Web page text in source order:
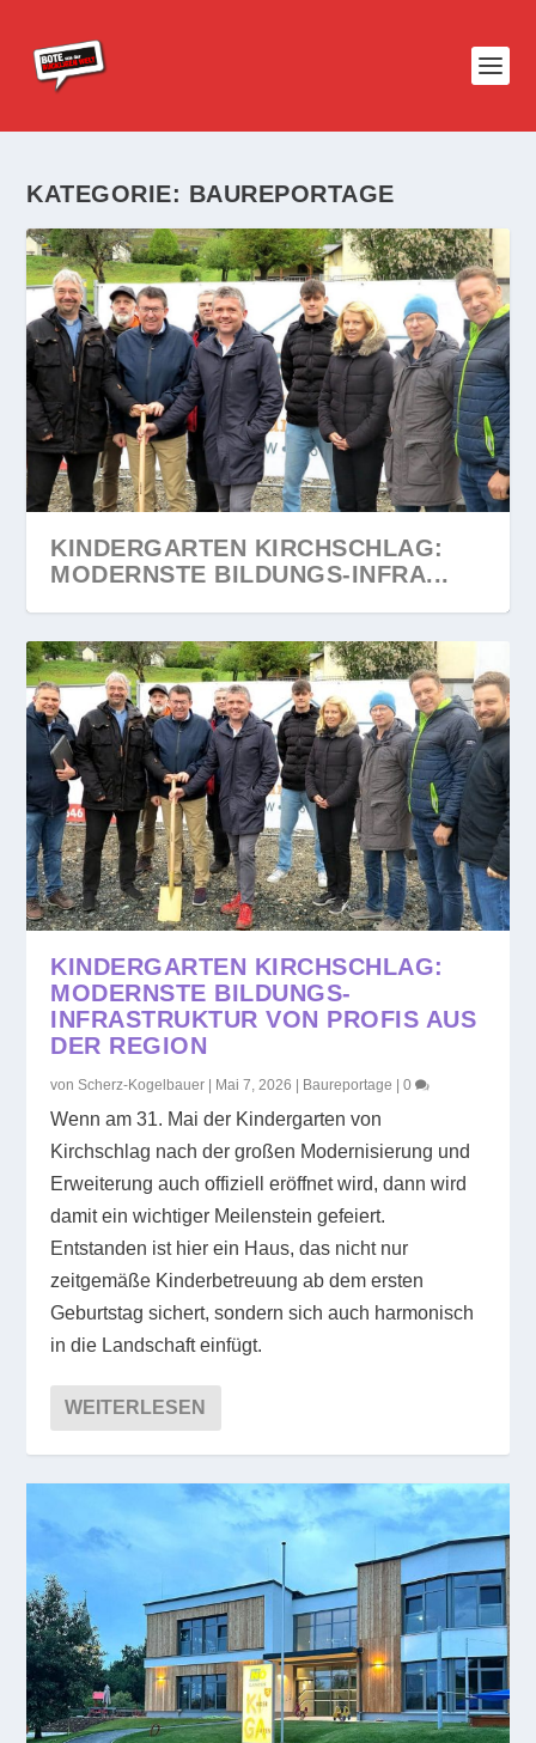
KATEGORIE: BAUREPORTAGE
KINDERGARTEN KIRCHSCHLAG:
MODERNSTE BILDUNGS-INFRA...
KINDERGARTEN KIRCHSCHLAG:
MODERNSTE BILDUNGS-
INFRASTRUKTUR VON PROFIS AUS
DER REGION
vonScherz-Kogelbauer Mai 7, 2026 Baureportage |0
Wenn am 31. Mai der Kindergarten von
Kirchschlag nach der großen Modernisierung und
Erweiterung auch offiziell eröffnet wird, dann wird
damit ein wichtiger Meilenstein gefeiert.
Entstanden ist hier ein Haus, das nicht nur
zeitgemäße Kinderbetreuung ab dem ersten
Geburtstag sichert, sondern sich auch harmonisch
in die Landschaft einfügt.
WEITERLESEN